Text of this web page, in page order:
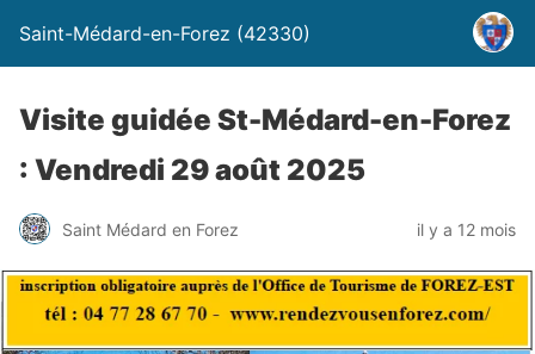
Saint-Médard-en-Forez (42330)
Visite guidée St-Médard-en-Forez
: Vendredi 29 août 2025
Saint Médard en Forez il y a 12 mois